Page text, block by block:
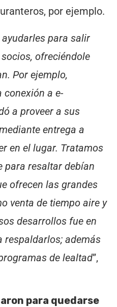
por ejemplo.
para salir
ofreciéndole
Por ejemplo,
conexión a e-
a proveer a sus
entrega a
en el lugar. Tratamos
para resaltar debían
ofrecen las grandes
venta de tiempo aire y
desarrollos fue en
respaldarlos; además
de lealtad”,
para quedarse